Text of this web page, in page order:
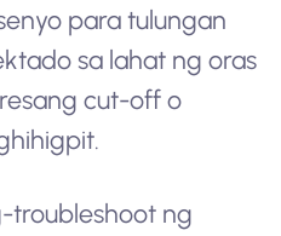
para tulungan
sa lahat ng oras
cut-off o
troubleshoot ng